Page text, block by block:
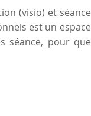
(visio) et séance
est un espace
séance, pour que